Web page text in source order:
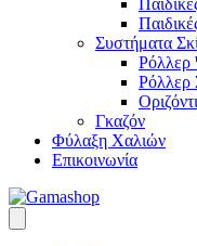
Συστήματα
Ρόλλερ
Ρόλλερ
Γκαζόν
Φύλαξη Χαλιών
Επικοινωνία